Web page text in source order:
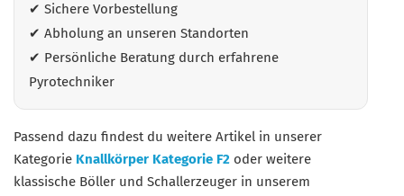
✔ Sichere Vorbestellung
✔ Abholung an unseren Standorten
✔ Persönliche Beratung durch erfahrene
Pyrotechniker
Passend dazu findest du weitere Artikel in unserer
Kategorie Knallkörper Kategorie F2 oder weitere
klassische Böller und Schallerzeuger in unserem